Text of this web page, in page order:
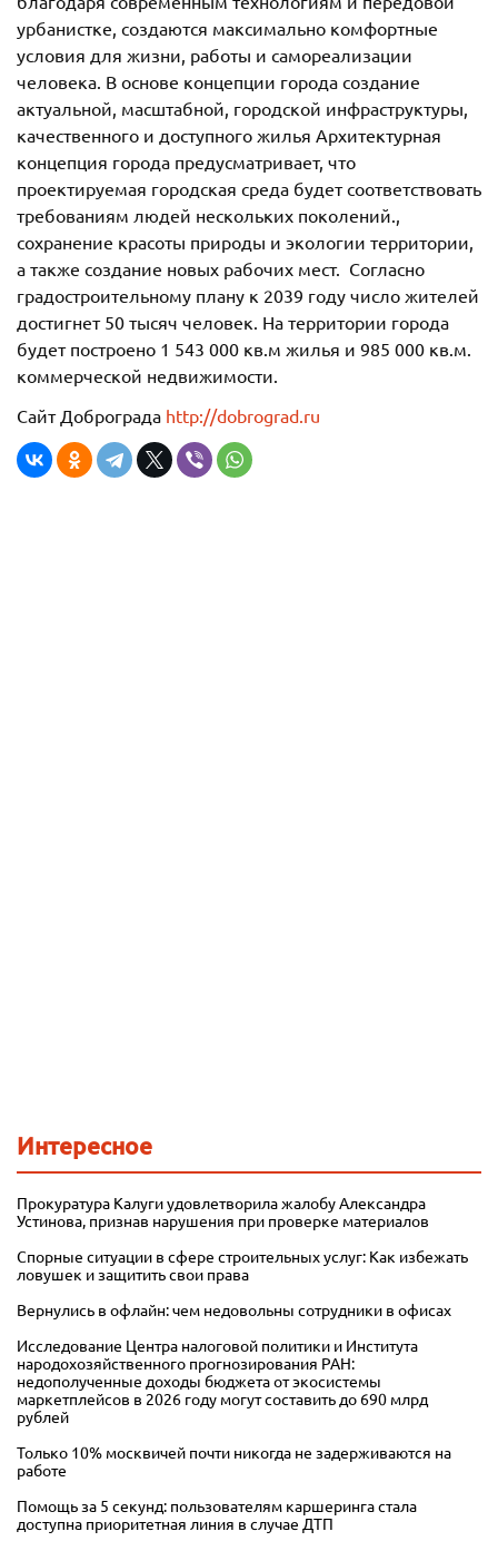
урбанистке, создаются максимально комфортные
условия для жизни, работы и самореализации
человека. В основе концепции города создание
актуальной, масштабной, городской инфраструктуры,
качественного и доступного жилья Архитектурная
концепция города предусматривает, что
проектируемая городская среда будет соответствовать
требованиям людей нескольких поколений.,
сохранение красоты природы и экологии территории,
а также создание новых рабочих мест. Согласно
градостроительному плану к 2039 году число жителей
достигнет 50 тысяч человек. На территории города
будет построено 1 543 000 кв.м жилья и 985 000 кв.м.
коммерческой недвижимости.
Сайт Доброграда http://dobrograd.ru
Интересное
Прокуратура Калуги удовлетворила жалобу Александра
Устинова, признав нарушения при проверке материалов
Спорные ситуации в сфере строительных услуг: Как избежать
ловушек и защитить свои права
Вернулись в офлайн: чем недовольны сотрудники в офисах
Исследование Центра налоговой политики и Института
народохозяйственного прогнозирования РАН:
недополученные доходы бюджета от экосистемы
маркетплейсов в 2026 году могут составить до 690 млрд
рублей
Только 10% москвичей почти никогда не задерживаются на
работе
Помощь за 5 секунд: пользователям каршеринга стала
доступна приоритетная линия в случае ДТП